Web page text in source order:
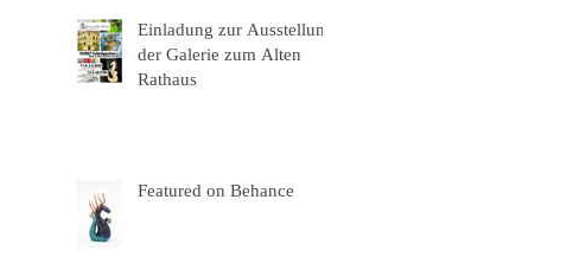
Einladung zur Ausstellung
der Galerie zum Alten
Rathaus
Featured on Behance